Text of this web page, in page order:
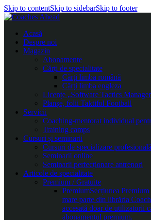
Skip to contentSkip to sidebarSkip to footer
Acasă
Despre noi
Magazin
Abonamente
Cărți de specialitate
Cărți limba română
Cărți limba engleza
Licențe „Software Tactics
Planșe, folii Taktifol Football
Servicii
Coaching-mentorat individual
Training camps
Cursuri și seminarii
Cursuri de specializare profesională
Seminarii online
Seminarii perfecționare antrenori
Articole de specialitate
Premium / Gratuite
PremiumSecțiunea
mare parte din librăria
accesată doar de utilizatorii
abonamentul premium.